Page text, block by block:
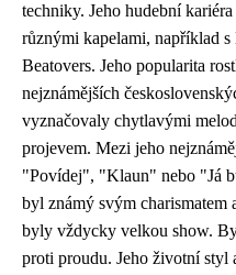
techniky. Jeho hudební
různými kapelami, například
Beatovers. Jeho popularita
nejznámějších
vyznačovaly chytlavými
projevem. Mezi jeho
"Povídej", "Klaun" nebo "Já
byl známý svým charismatem
byly vždycky velkou show.
proti proudu. Jeho životní styl